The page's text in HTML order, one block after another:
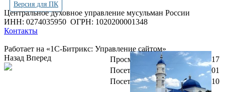
Версия для ПК
Центральное духовное управление мусульман России
ИНН: 0274035950 ОГРН: 1020200001348
Контакты
Работает на «1С-Битрикс: Управление сайтом»
Просмотров всего:
4265817
Посетителей сегодня:
1101
Посетителей в онлайн:
10
Назад Вперед